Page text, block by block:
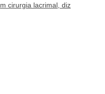
cirurgia lacrimal, diz